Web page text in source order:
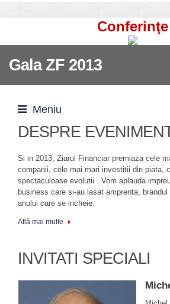
Conferinţe
Gala ZF 2013
Meniu
DESPRE
Si in 2013, Ziarul Financiar premiaza cele
companii, cele mai mari investitii din piata,
spectaculoase evolutii . Vom aplauda
business care si-au lasat amprenta,
anului care se incheie.
Află mai multe
INVITATI SPECIALI